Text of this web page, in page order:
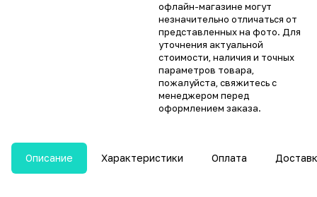
офлайн-магазине могут
незначительно отличаться от
представленных на фото. Для
уточнения актуальной
стоимости, наличия и точных
параметров товара,
пожалуйста, свяжитесь с
менеджером перед
оформлением заказа.
Описание Характеристики Оплата